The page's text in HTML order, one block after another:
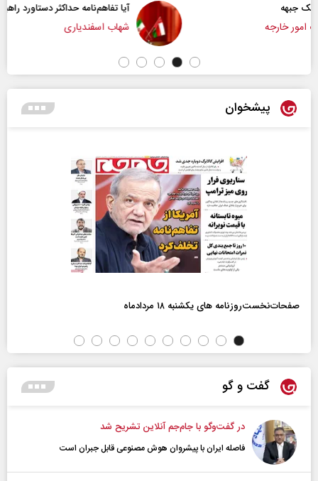
آیا تفاهم‌نامه حداکثر دستاورد راهبردی ایران بود؟
شهاب اسفندیاری
پیشخوان
صفحات‌نخست‌روزنامه ها‌ی یکشنبه ۱۸ مردادماه
گفت و گو
در گفت‌و‌گو با جام‌جم آنلاین تشریح شد
فاصله ایران با پیشرو‌ان هوش مصنوعی قابل جبران است